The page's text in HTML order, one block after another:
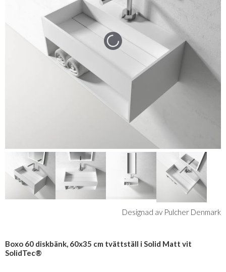
Designad av Pulcher Denmark
Boxo 60 diskbänk, 60x35 cm tvättställ i Solid Matt vit
SolidTec®